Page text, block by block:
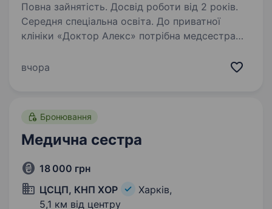
Повна зайнятість. Досвід роботи від 2 років.
Середня спеціальна освіта. До приватної
клініки «Доктор Алекс» потрібна медсестра
роботи в медицині не менше 2 років,
вчора
Бронювання
Медична сестра
18 000 грн
ЦСЦП, КНП ХОР
Харків,
5,1 км від центру